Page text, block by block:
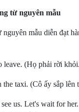
từ nguyên mẫu
mẫu diễn đạt
leave.(Họ phải rời
the taxi.(Cô ấy sắp lên
us. Let's wait for